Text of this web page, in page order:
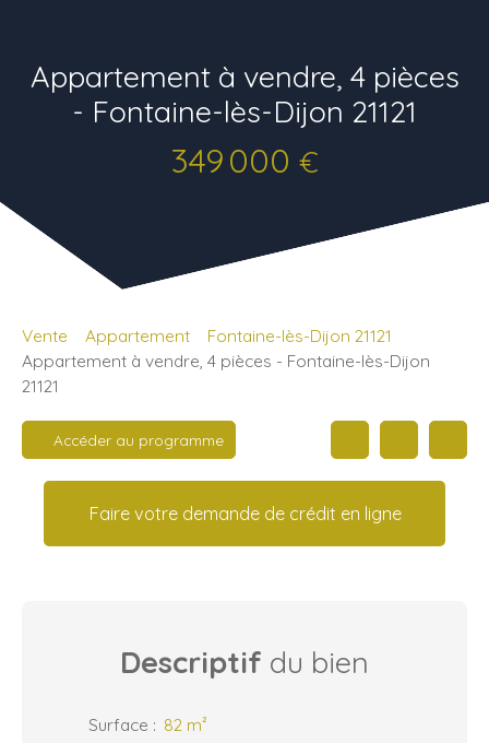
Appartement à vendre, 4 pièces
- Fontaine-lès-Dijon 21121
349 000 €
Vente Appartement
Fontaine-lès-Dijon 21121
Appartement à vendre, 4 pièces - Fontaine-lès-Dijon
21121
Accéder au programme
Faire votre demande de crédit en ligne
Descriptif du bien
Surface : 82 m²